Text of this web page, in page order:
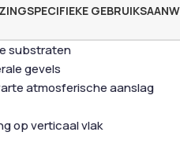
SPECIFIEKE
substraten
gevels
atmosferische aanslag
op verticaal vlak